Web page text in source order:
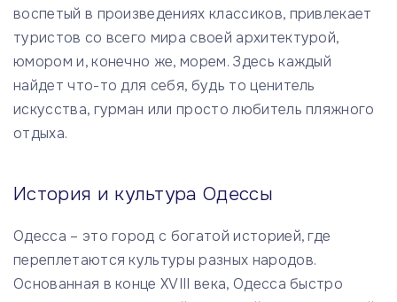
воспетый в произведениях классиков, привлекает
туристов со всего мира своей архитектурой,
юмором и, конечно же, морем. Здесь каждый
найдет что-то для себя, будь то ценитель
искусства, гурман или просто любитель пляжного
отдыха.
История и культура Одессы
Одесса – это город с богатой историей, где
переплетаются культуры разных народов.
Основанная в конце XVIII века, Одесса быстро